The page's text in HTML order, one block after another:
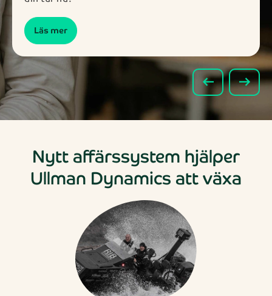
Läs mer
arrow_left_alt arrow_right_alt
Nytt affärssystem hjälper
Ullman Dynamics att växa